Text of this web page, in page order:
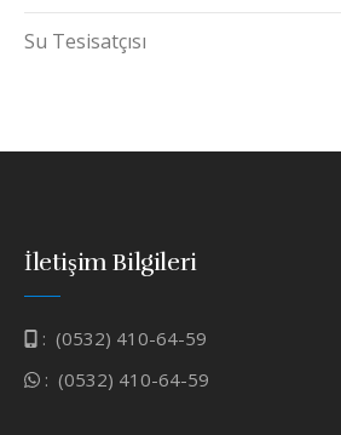
Su Tesisatçısı
İletişim Bilgileri
: (0532) 410-64-59
: (0532) 410-64-59